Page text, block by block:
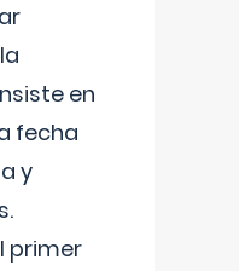
en
fecha
y
primer